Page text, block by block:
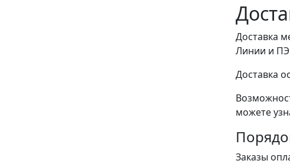
Доставка
Линии и
Доставка
можете
Заказы